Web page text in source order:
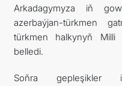
Arkadagymyza iň
azerbaýjan-türkmen
türkmen halkynyň
belledi.
Soňra gepleşikler